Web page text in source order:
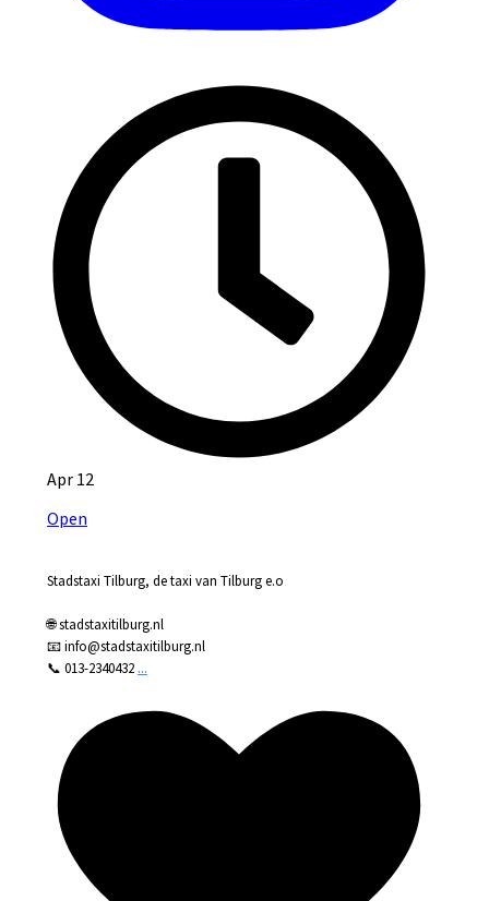
Apr 12
Open
Stadstaxi Tilburg, de taxi van Tilburg e.o
🌐 stadstaxitilburg.nl
📧 info@stadstaxitilburg.nl
📞 013-2340432...